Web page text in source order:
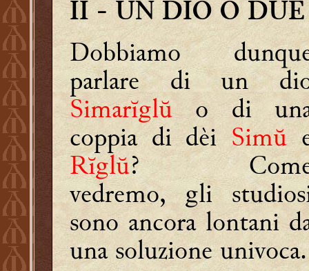
II - UN DIO O DUE
Dobbiamo
parlare di un
Simarĭglŭo di
coppia di dèi Simŭ
Rĭglŭ?
vedremo, gli
sono ancora lontani
una soluzione univoca.